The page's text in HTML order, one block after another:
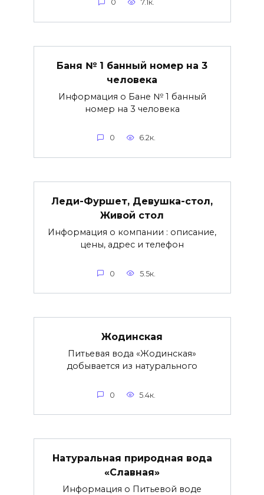
0 7.1к.
Баня № 1 банный номер на 3
человека
Информация о Бане № 1 банный
номер на 3 человека
0 6.2к.
Леди-Фуршет, Девушка-стол,
Живой стол
Информация о компании : описание,
цены, адрес и телефон
0 5.5к.
Жодинская
Питьевая вода «Жодинская»
добывается из натурального
0 5.4к.
Натуральная природная вода
«Славная»
Информация о Питьевой воде